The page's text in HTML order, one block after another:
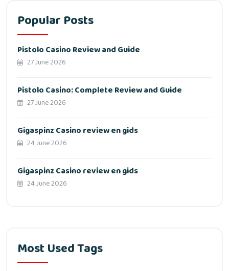
Popular Posts
Pistolo Casino Review and Guide
27 June 2026
Pistolo Casino: Complete Review and Guide
27 June 2026
Gigaspinz Casino review en gids
24 June 2026
Gigaspinz Casino review en gids
24 June 2026
Most Used Tags